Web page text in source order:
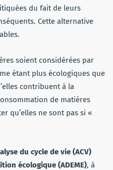
du fait de leurs
Cette alternative
soient considérées par
étant plus écologiques que
contribuent à la
de matières
qu’elles ne sont pas si «
du cycle de vie (ACV)
écologique (ADEME), à